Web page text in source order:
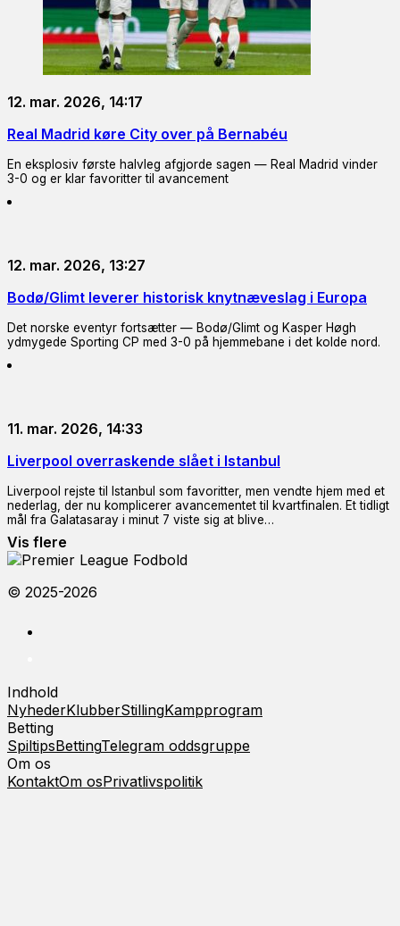
12. mar. 2026, 14:17
Real Madrid køre City over på Bernabéu
En eksplosiv første halvleg afgjorde sagen — Real Madrid vinder
3-0 og er klar favoritter til avancement
12. mar. 2026, 13:27
Bodø/Glimt leverer historisk knytnæveslag i Europa
Det norske eventyr fortsætter — Bodø/Glimt og Kasper Høgh
ydmygede Sporting CP med 3-0 på hjemmebane i det kolde nord.
11. mar. 2026, 14:33
Liverpool overraskende slået i Istanbul
Liverpool rejste til Istanbul som favoritter, men vendte hjem med et
nederlag, der nu komplicerer avancementet til kvartfinalen. Et tidligt
mål fra Galatasaray i minut 7 viste sig at blive…
Vis flere
© 2025-2026
Indhold
NyhederKlubberStillingKampprogram
Betting
SpiltipsBettingTelegram oddsgruppe
Om os
KontaktOm osPrivatlivspolitik